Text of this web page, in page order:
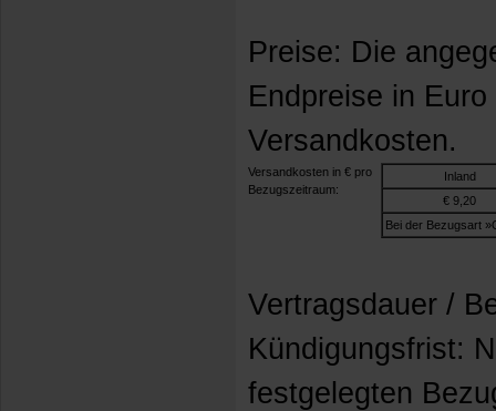
Preise: Die
Endpreise in
Versandkosten.
Versandkosten in € pro
Bezugszeitraum:
Inland
€ 9,20
Bei der Bezugsart
Vertragsdauer /
Kündigungsfrist:
festgelegten